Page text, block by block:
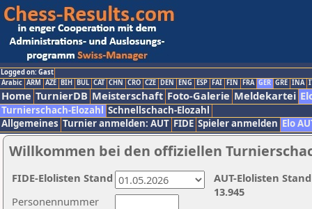
Logged on: Gast
Arabic ARM AZE BIH BUL CAT CHN CRO CZE DEN ENG ESP FAI FIN FRA GER GRE INA
Home TurnierDB Meisterschaft Foto-Galerie Meldekartei
Turnierschach-Elozahl Schnellschach-Elozahl
Allgemeines Turnier anmelden: AUT FIDE Spieler anmelden Elo
Willkommen bei den offiziellen
Personennummer
AUT-Elolisten
13.945
FIDE-Elolisten Stand